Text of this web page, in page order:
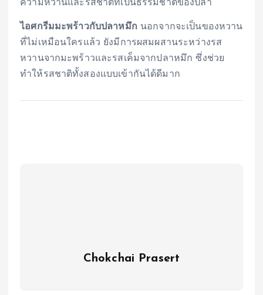
ความหวานและรสชาติที่เป็นธรรมชาติของปลา
ไอศกรีมมะพร้าวกับปลาหมึก นอกจากจะเป็นของหวาน
ที่ไม่เหมือนใครแล้ว ยังมีการผสมผสานระหว่างรส
หวานจากมะพร้าวและรสเค็มจากปลาหมึก ซึ่งช่วย
ทำให้รสชาติทั้งสองแบบเข้ากันได้ดีมาก
Chokchai Prasert